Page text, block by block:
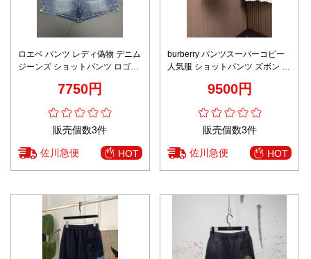
ロエベ パンツ レディ偽物 デニム
ジーンズ ショットパンツ ロゴプ
7750円
販売個数3件
佐川急便 HOT
burberry パンツスーパーコピー
人気服 ショットパンツ ズボン 夏
9500円
販売個数3件
佐川急便 HOT